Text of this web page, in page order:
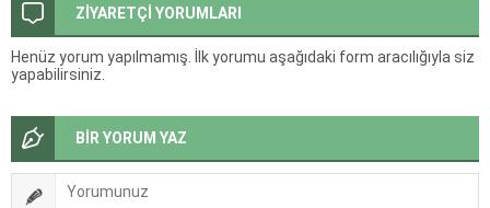
ZİYARETÇİ YORUMLARI
Henüz yorum yapılmamış. İlk yorumu aşağıdaki form aracılığıyla siz
yapabilirsiniz.
BİR YORUM YAZ